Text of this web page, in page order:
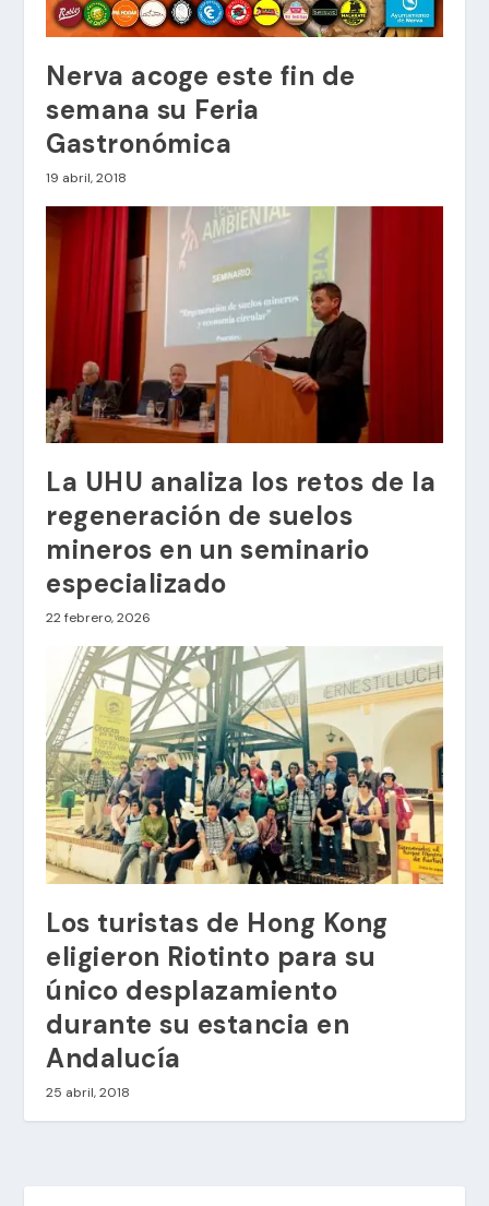
Nerva acoge este fin de
semana su Feria
Gastronómica
19 abril, 2018
La UHU analiza los retos de la
regeneración de suelos
mineros en un seminario
especializado
22 febrero, 2026
Los turistas de Hong Kong
eligieron Riotinto para su
único desplazamiento
durante su estancia en
Andalucía
25 abril, 2018